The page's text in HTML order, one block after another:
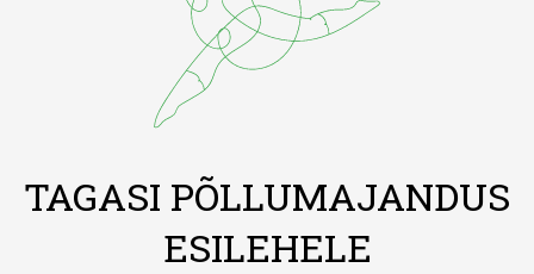
TAGASI PÕLLUMAJANDUS
ESILEHELE